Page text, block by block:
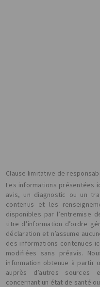
Clause limitative de
Les informations présentées
avis, un diagnostic ou un
contenus et les
disponibles par l’entremise
titre d’information d’ordre
déclaration et n’assume
des informations contenues
modifiées sans préavis.
information obtenue à partir
auprès d’autres sources
concernant un état de santé